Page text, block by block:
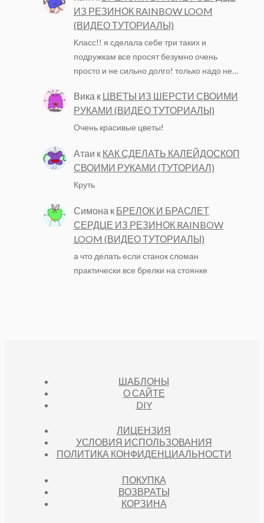
ИЗ РЕЗИНОК RAINBOW LOOM
(ВИДЕО ТУТОРИАЛЫ)
Класс!! я сделала себе три таких и
подружкам все просят безумно очень
просто и не сильно долго! только надо не…
Вика к ЦВЕТЫ ИЗ ШЕРСТИ СВОИМИ
РУКАМИ (ВИДЕО ТУТОРИАЛЫ)
Очень красивые цветы!
Атаи к КАК СДЕЛАТЬ КАЛЕЙДОСКОП
СВОИМИ РУКАМИ (ТУТОРИАЛ)
Круть
Симона к БРЕЛОК И БРАСЛЕТ
СЕРДЦЕ ИЗ РЕЗИНОК RAINBOW
LOOM (ВИДЕО ТУТОРИАЛЫ)
а что делать если станок сломан
практически все брелки на стоянке
ШАБЛОНЫ
О САЙТЕ
DIY
ЛИЦЕНЗИЯ
УСЛОВИЯ ИСПОЛЬЗОВАНИЯ
ПОЛИТИКА КОНФИДЕНЦИАЛЬНОСТИ
ПОКУПКА
ВОЗВРАТЫ
КОРЗИНА